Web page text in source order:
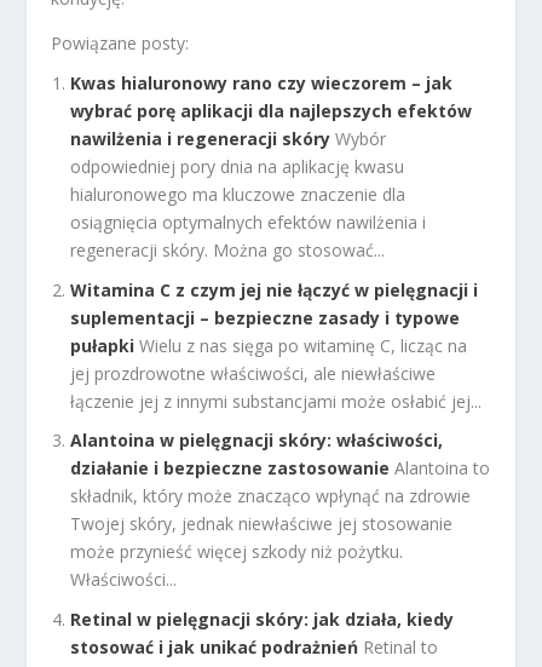
Powiązane posty:
Kwas hialuronowy rano czy wieczorem – jak
wybrać porę aplikacji dla najlepszych efektów
nawilżenia i regeneracji skóry Wybór
odpowiedniej pory dnia na aplikację kwasu
hialuronowego ma kluczowe znaczenie dla
osiągnięcia optymalnych efektów nawilżenia i
regeneracji skóry. Można go stosować...
Witamina C z czym jej nie łączyć w pielęgnacji i
suplementacji – bezpieczne zasady i typowe
pułapki Wielu z nas sięga po witaminę C, licząc na
jej prozdrowotne właściwości, ale niewłaściwe
łączenie jej z innymi substancjami może osłabić jej...
Alantoina w pielęgnacji skóry: właściwości,
działanie i bezpieczne zastosowanie Alantoina to
składnik, który może znacząco wpłynąć na zdrowie
Twojej skóry, jednak niewłaściwe jej stosowanie
może przynieść więcej szkody niż pożytku.
Właściwości...
Retinal w pielęgnacji skóry: jak działa, kiedy
stosować i jak unikać podrażnień Retinal to